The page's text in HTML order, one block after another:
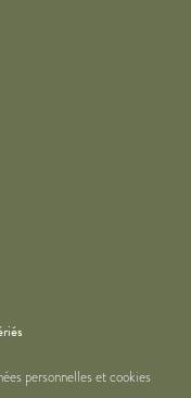
personnelles et cookies